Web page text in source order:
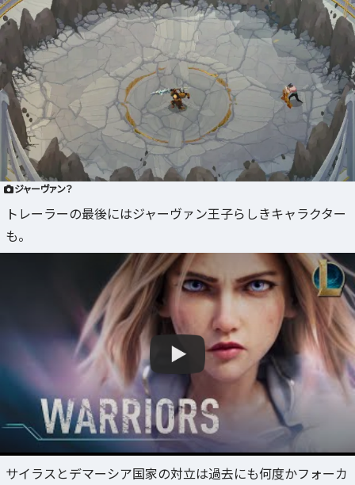
ジャーヴァン？
トレーラーの最後にはジャーヴァン王子らしきキャラクター
も。
サイラスとデマーシア国家の対立は過去にも何度かフォーカ